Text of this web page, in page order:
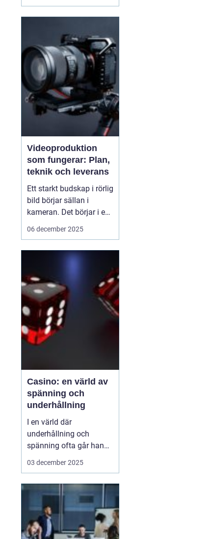
bara livslängden på
processorer och
grafikkort...
Videoproduktion
som fungerar: Plan,
teknik och leverans
Ett starkt budskap i rörlig
bild börjar sällan i
kameran. Det börjar i en
tydlig plan. När företag
handlar det om att knyta
teknik och distribution.
D&ari...
06 december 2025
Casino: en värld av
spänning och
underhållning
I en värld där
underhållning och
spänning ofta går hand i
hand, framstår casinon
kombineras för att
skapa oförglömliga
upplevelser. Från de
glitt...
03 december 2025